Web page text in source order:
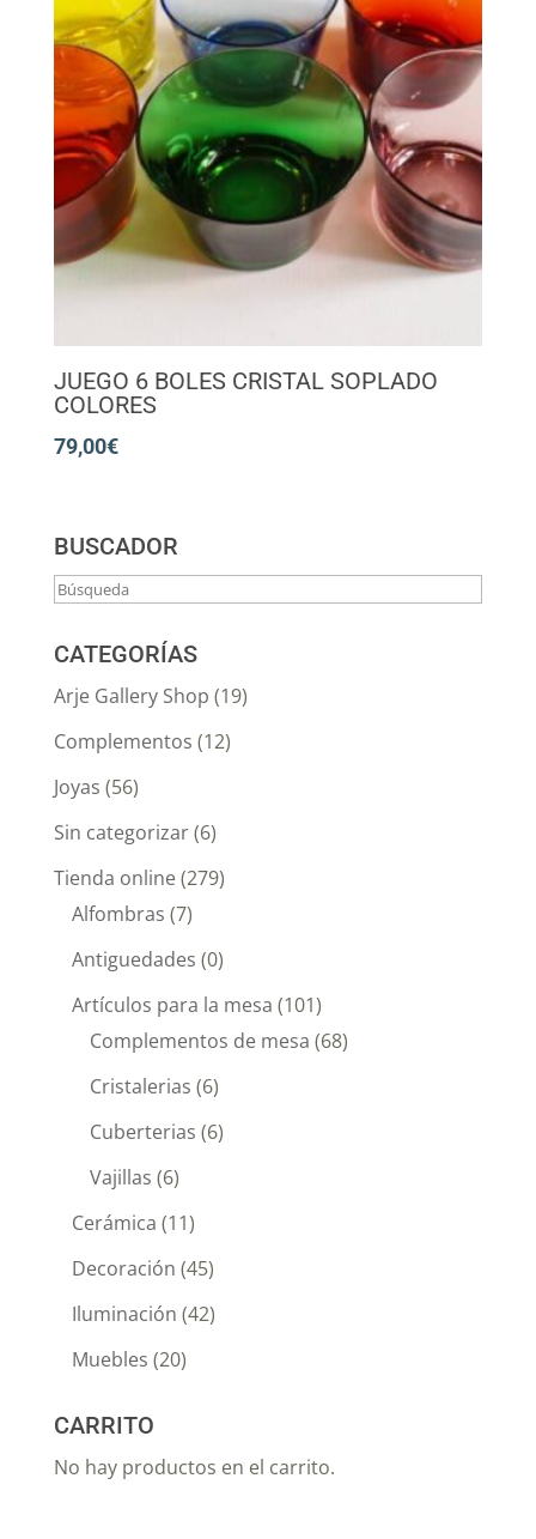
JUEGO 6 BOLES CRISTAL SOPLADO
COLORES
79,00€
BUSCADOR
CATEGORÍAS
Arje Gallery Shop (19)
Complementos (12)
Joyas (56)
Sin categorizar(6)
Tienda online(279)
Alfombras (7)
Antiguedades (0)
Artículos para la mesa (101)
Complementos de mesa (68)
Cristalerias (6)
Cuberterias (6)
Vajillas (6)
Cerámica (11)
Decoración (45)
Iluminación (42)
Muebles (20)
CARRITO
No hay productos en el carrito.